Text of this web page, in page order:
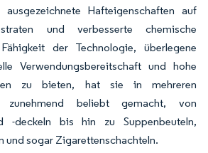
ausgezeichnete Hafteigenschaften auf
und verbesserte chemische
der Technologie, überlegene
Verwendungsbereitschaft und hohe
zu bieten, hat sie in mehreren
zunehmend beliebt gemacht, von
-deckeln bis hin zu Suppenbeuteln,
und sogar Zigarettenschachteln.